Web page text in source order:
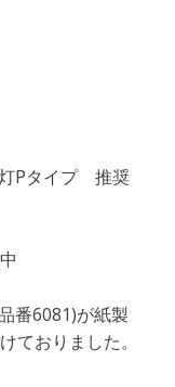
Pタイプ 推奨
番6081)が紙製
ておりました。